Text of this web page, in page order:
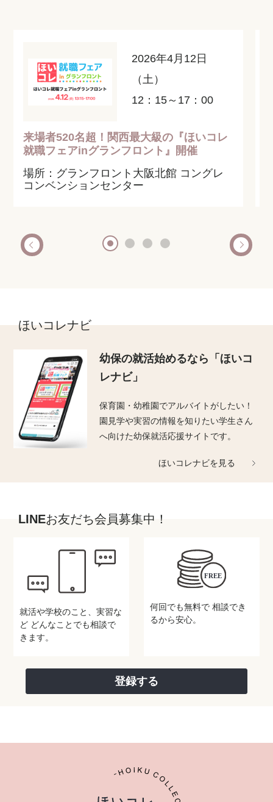
2026年4月12日
（土）
12：15～17：00
来場者520名超！関西最大級の『ほいコレ
就職フェアinグランフロント』開催
場所：グランフロント大阪北館 コングレ
コンベンションセンター
ほいコレナビ
幼保の就活始めるなら 「ほいコ
レナビ」
保育園・幼稚園でアルバイトがしたい！
園見学や実習の情報を知りたい学生さん
へ向けた幼保就活応援サイトです。
ほいコレナビを見る
LINEお友だち会員募集中！
就活や学校のこと、実習な
どどんなことでも相談で
きます。
何回でも無料で相談でき
るから安心。
登録する